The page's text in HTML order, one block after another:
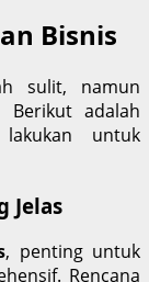
Bisnis
sulit, namun
Berikut adalah
untuk
Jelas
, penting untuk
Rencana